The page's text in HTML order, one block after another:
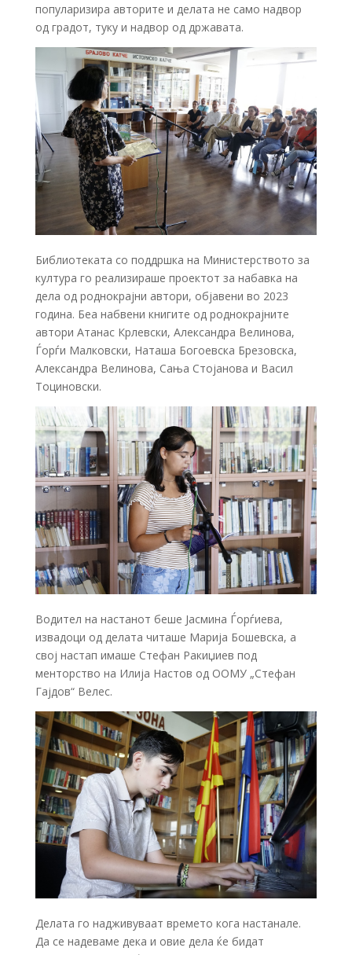
популаризира авторите и делата не само надвор
од градот, туку и надвор од државата.
Библиотеката со поддршка на Министерството за
култура го реализираше проектот за набавка на
дела од роднокрајни автори, објавени во 2023
година. Беа набвени книгите од роднокрајните
автори Атанас Крлевски, Александра Велинова,
Ѓорѓи Малковски, Наташа Богоевска Брезовска,
Александра Велинова, Сања Стојанова и Васил
Тоциновски.
Водител на настанот беше Јасмина Ѓорѓиева,
извадоци од делата читаше Марија Бошевска, а
свој настап имаше Стефан Ракиџиев под
менторство на Илија Настов од ООМУ „Стефан
Гајдов“ Велес.
Делата го надживуваат времето кога настанале.
Да се надеваме дека и овие дела ќе бидат